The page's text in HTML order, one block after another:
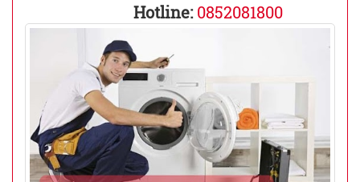
Hotline:0852081800